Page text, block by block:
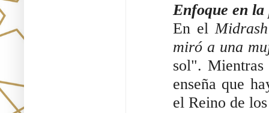
Enfoque en
En el
miró a una
sol".
enseña que
el Reino de